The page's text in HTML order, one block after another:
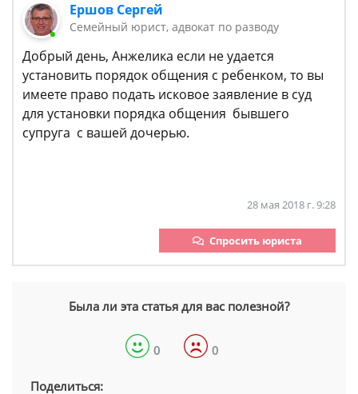
Ершов Сергей
Семейный юрист, адвокат по разводу
Добрый день, Анжелика если не удается
установить порядок общения с ребенком, то вы
имеете право подать исковое заявление в суд
для установки порядка общения бывшего
супруга с вашей дочерью.
28 мая 2018 г. 9:28
Спросить юриста
Была ли эта статья для вас полезной?
0 0
Поделиться: